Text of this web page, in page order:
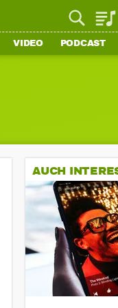
VIDEO PODCAST
AUCH